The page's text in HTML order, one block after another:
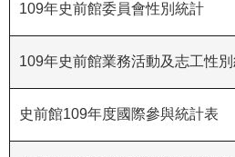
網
站
資
料
109年史前館委員會性別統計
109年史前館業務活動及志工性
史前館109年度國際參與統計表